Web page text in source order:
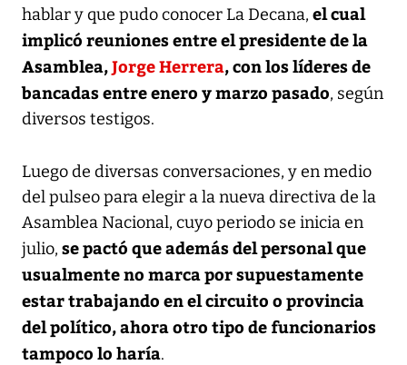
hablar y que pudo conocer La Decana, el cual
implicó reuniones entre el presidente de la
Asamblea,Jorge Herrera, con los líderes de
bancadas entre enero y marzo pasado, según
diversos testigos.
Luego de diversas conversaciones, y en medio
del pulseo para elegir a la nueva directiva de la
Asamblea Nacional, cuyo periodo se inicia en
julio, se pactó que además del personal que
usualmente no marca por supuestamente
estar trabajando en el circuito o provincia
del político, ahora otro tipo de funcionarios
tampoco lo haría.